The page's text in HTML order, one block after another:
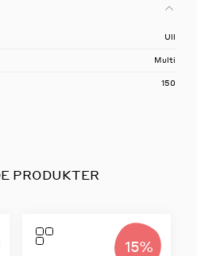
Ull
Multi
150
PRODUKTER
15%